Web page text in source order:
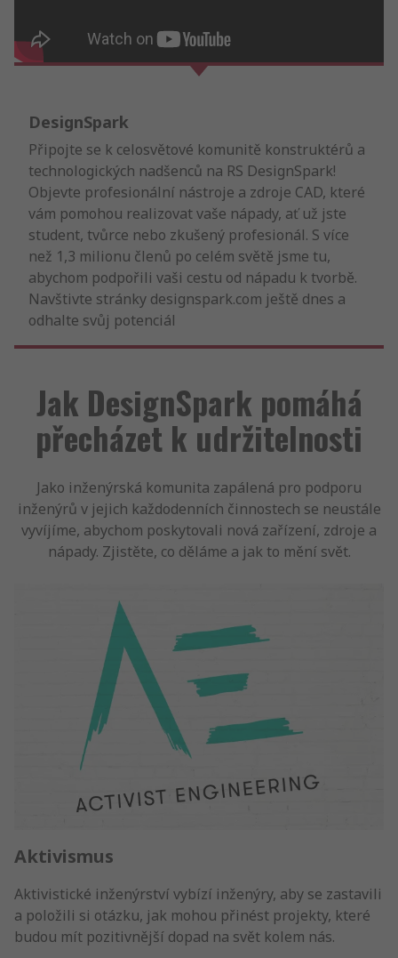
DesignSpark
Připojte se k celosvětové komunitě konstruktérů a
technologických nadšenců na RS DesignSpark!
Objevte profesionální nástroje a zdroje CAD, které
vám pomohou realizovat vaše nápady, ať už jste
student, tvůrce nebo zkušený profesionál. S více
než 1,3 milionu členů po celém světě jsme tu,
abychom podpořili vaši cestu od nápadu k tvorbě.
Navštivte stránky designspark.com ještě dnes a
odhalte svůj potenciál
Jak DesignSpark pomáhá
přecházet k udržitelnosti
Jako inženýrská komunita zapálená pro podporu
inženýrů v jejich každodenních činnostech se neustále
vyvíjíme, abychom poskytovali nová zařízení, zdroje a
nápady. Zjistěte, co děláme a jak to mění svět.
Aktivismus
Aktivistické inženýrství vybízí inženýry, aby se zastavili
a položili si otázku, jak mohou přinést projekty, které
budou mít pozitivnější dopad na svět kolem nás.